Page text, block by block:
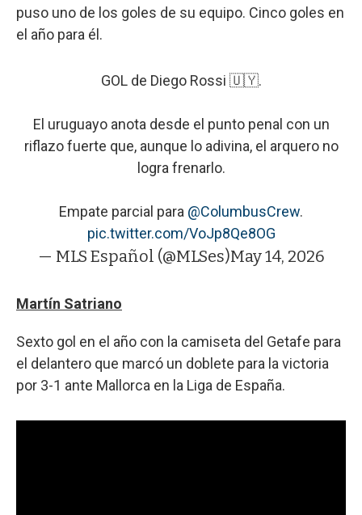
puso uno de los goles de su equipo. Cinco goles en
el año para él.
GOL de Diego Rossi 🇺🇾.
El uruguayo anota desde el punto penal con un
riflazo fuerte que, aunque lo adivina, el arquero no
logra frenarlo.
Empate parcial para @ColumbusCrew.
pic.twitter.com/VoJp8Qe8OG
— MLS Español (@MLSes)May 14, 2026
Martín Satriano
Sexto gol en el año con la camiseta del Getafe para
el delantero que marcó un doblete para la victoria
por 3-1 ante Mallorca en la Liga de España.